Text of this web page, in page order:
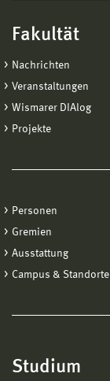
Fakultät
Nachrichten
Veranstaltungen
Wismarer DIAlog
Projekte
Personen
Gremien
Ausstattung
Campus & Standorte
Studium